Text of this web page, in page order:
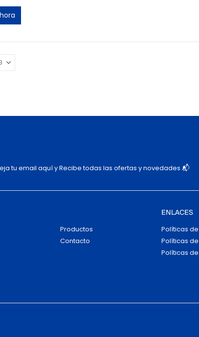
tu email aquí y Recibe todas las ofertas y novedades 📬
Productos
Contacto
ENLACES
Políticas
Políticas
Políticas